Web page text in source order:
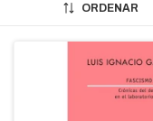
ORDENAR